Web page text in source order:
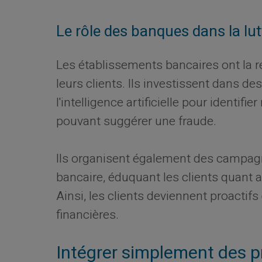
Le rôle des banques dans la
Les établissements bancaires ont la
leurs clients. Ils investissent dans
l'intelligence artificielle pour
pouvant suggérer une fraude.
Ils organisent également des
bancaire, éduquant les clients quant
Ainsi, les clients deviennent
financières.
Intégrer simplement des